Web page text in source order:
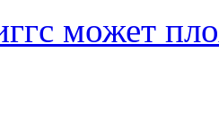
может